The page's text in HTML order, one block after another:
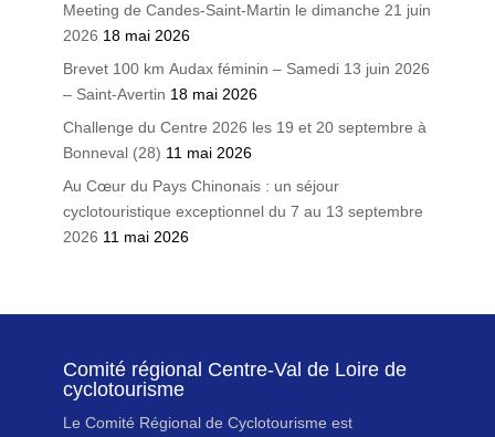
Meeting de Candes-Saint-Martin le dimanche 21 juin
2026 18 mai 2026
Brevet 100 km Audax féminin – Samedi 13 juin 2026
– Saint-Avertin 18 mai 2026
Challenge du Centre 2026 les 19 et 20 septembre à
Bonneval (28) 11 mai 2026
Au Cœur du Pays Chinonais : un séjour
cyclotouristique exceptionnel du 7 au 13 septembre
2026 11 mai 2026
Comité régional Centre-Val de Loire de
cyclotourisme
Le Comité Régional de Cyclotourisme est